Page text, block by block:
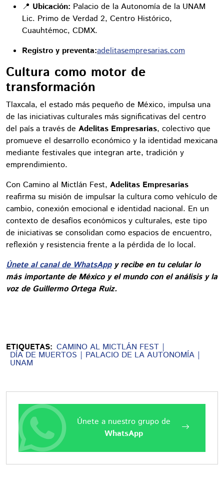
📍 Ubicación: Palacio de la Autonomía de la UNAM
Lic. Primo de Verdad 2, Centro Histórico,
Cuauhtémoc, CDMX.
Registro y preventa:adelitasempresarias.com
Cultura como motor de
transformación
Tlaxcala, el estado más pequeño de México, impulsa una
de las iniciativas culturales más significativas del centro
del país a través de Adelitas Empresarias, colectivo que
promueve el desarrollo económico y la identidad mexicana
mediante festivales que integran arte, tradición y
emprendimiento.
Con Camino al Mictlán Fest, Adelitas Empresarias
reafirma su misión de impulsar la cultura como vehículo de
cambio, conexión emocional e identidad nacional. En un
contexto de desafíos económicos y culturales, este tipo
de iniciativas se consolidan como espacios de encuentro,
reflexión y resistencia frente a la pérdida de lo local.
Únete al canal de WhatsAppy recibe en tu celular lo
más importante de México y el mundo con el análisis y la
voz de Guillermo Ortega Ruiz.
ETIQUETAS: CAMINO AL MICTLÁN FEST
DÍA DE MUERTOS PALACIO DE LA AUTONOMÍA
UNAM
Únete a nuestro grupo de
WhatsApp